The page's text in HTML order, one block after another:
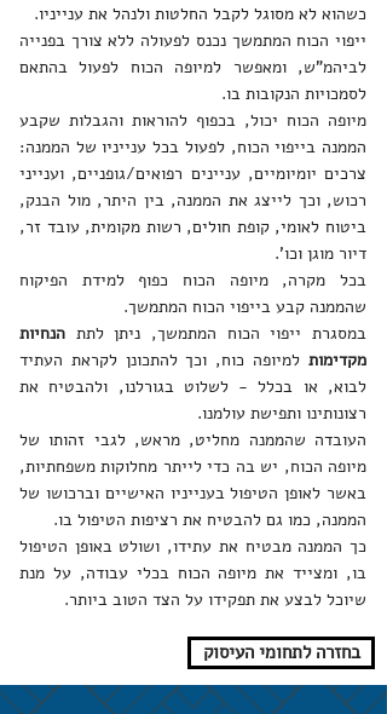
כשהוא לא מסוגל לקבל החלטות ולנהל את ענייניו.
ייפוי הכוח המתמשך נכנס לפעולה ללא צורך בפנייה
לביהמ"ש, ומאפשר למיופה הכוח לפעול בהתאם
לסמכויות הנקובות בו.
מיופה הכוח יכול, בכפוף להוראות והגבלות שקבע
הממנה בייפוי הכוח, לפעול בכל ענייניו של הממנה:
צרכים יומיומיים, עניינים רפואים/גופניים, וענייני
רכוש, וכך לייצג את הממנה, בין היתר, מול הבנק,
ביטוח לאומי, קופת חולים, רשות מקומית, עובד זר,
דיור מוגן וכו'.
בכל מקרה, מיופה הכוח כפוף למידת הפיקוח
שהממנה קבע בייפוי הכוח המתמשך.
במסגרת ייפוי הכוח המתמשך, ניתן לתת הנחיות
מקדימות למיופה כוח, וכך להתכונן לקראת העתיד
לבוא, או בכלל - לשלוט בגורלנו, ולהבטיח את
רצונותינו ותפישת עולמנו.
העובדה שהממנה מחליט, מראש, לגבי זהותו של
מיופה הכוח, יש בה כדי לייתר מחלוקות משפחתיות,
באשר לאופן הטיפול בענייניו האישיים וברכושו של
הממנה, כמו גם להבטיח את רציפות הטיפול בו.
כך הממנה מבטיח את עתידו, ושולט באופן הטיפול
בו, ומצייד את מיופה הכוח בכלי עבודה, על מנת
שיוכל לבצע את תפקידו על הצד הטוב ביותר.
בחזרה לתחומי העיסוק